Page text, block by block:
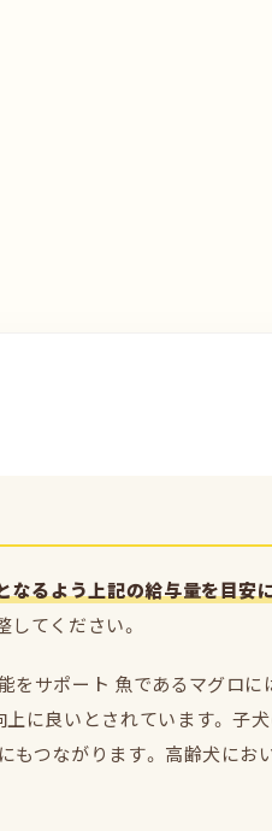
るよう上記の給与量を目
てください。
サポート 魚であるマグロ
に良いとされています。 子
つながります。 高齢犬に